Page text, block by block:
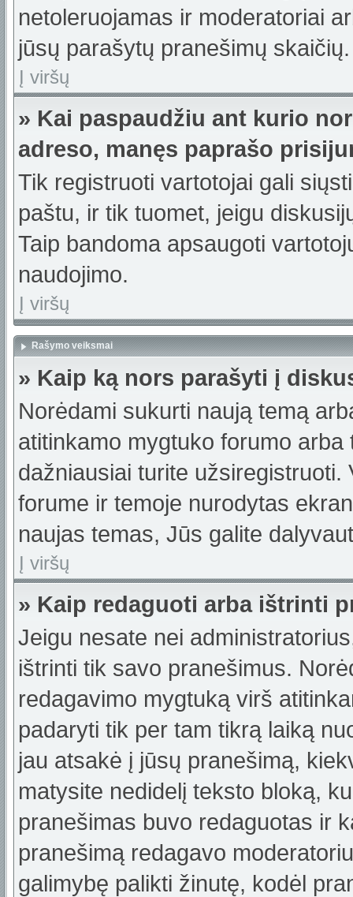
netoleruojamas ir moderatoriai
jūsų parašytų pranešimų skaičių.
Į viršų
» Kai paspaudžiu ant kurio
adreso, manęs paprašo
Tik registruoti vartotojai gali
paštu, ir tik tuomet, jeigu
Taip bandoma apsaugoti
naudojimo.
Į viršų
Rašymo veiksmai
» Kaip ką nors parašyti į
Norėdami sukurti naują temą
atitinkamo mygtuko forumo
dažniausiai turite
forume ir temoje nurodytas
naujas temas, Jūs galite
Į viršų
» Kaip redaguoti arba ištrinti
Jeigu nesate nei
ištrinti tik savo pranešimus.
redagavimo mygtuką virš
padaryti tik per tam tikrą laiką
jau atsakė į jūsų pranešimą,
matysite nedidelį teksto bloką,
pranešimas buvo redaguotas ir
pranešimą redagavo
galimybę palikti žinutę, kodėl